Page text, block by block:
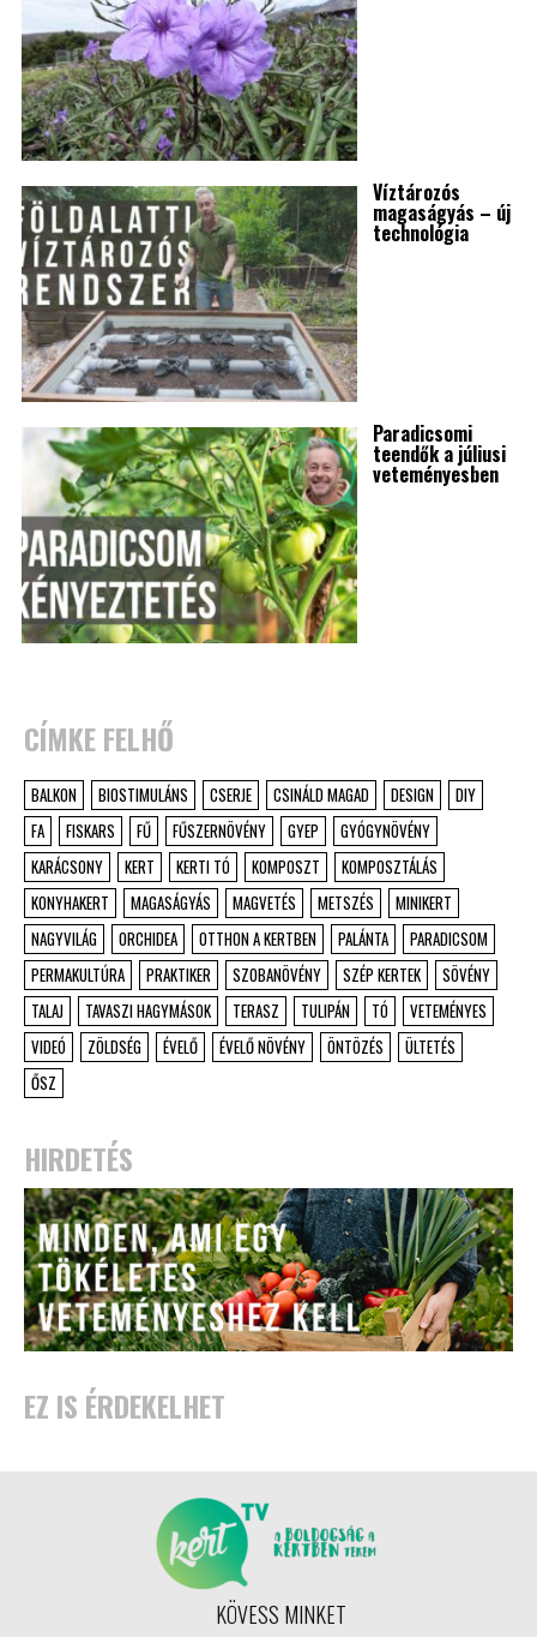
Víztározós
magaságyás – új
technológia
Paradicsomi
teendők a júliusi
veteményesben
CÍMKE FELHŐ
BALKON BIOSTIMULÁNS CSERJE CSINÁLD MAGAD DESIGN
DIY
FA
FISKARS FŰ FŰSZERNÖVÉNY GYEP
GYÓGYNÖVÉNY
KARÁCSONY
KERT KERTI TÓ KOMPOSZT
KOMPOSZTÁLÁS
KONYHAKERT
MAGASÁGYÁS MAGVETÉS METSZÉS
MINIKERT
NAGYVILÁG
ORCHIDEA OTTHON A KERTBEN PALÁNTA
PARADICSOM
PERMAKULTÚRA
PRAKTIKER SZOBANÖVÉNY SZÉP KERTEK
SÖVÉNY
TALAJ
TAVASZI HAGYMÁSOK TERASZ TULIPÁN TÓ
VETEMÉNYES
VIDEÓ
ZÖLDSÉG ÉVELŐ ÉVELŐ NÖVÉNY ÖNTÖZÉS
ÜLTETÉS
ŐSZ
HIRDETÉS
EZ IS ÉRDEKELHET
KÖVESS MINKET